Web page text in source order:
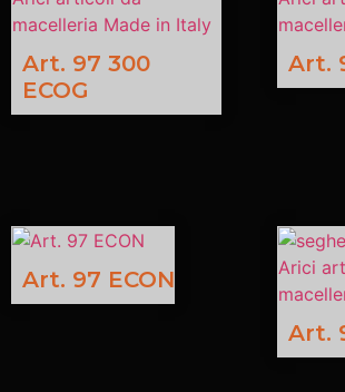
Art. 97 300
ECOG
Art.
Art. 97 ECON
Art.